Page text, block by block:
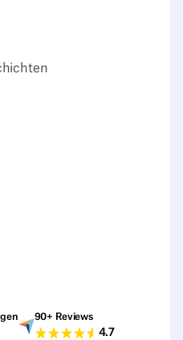
Capterra-
90+ Reviews
4.7